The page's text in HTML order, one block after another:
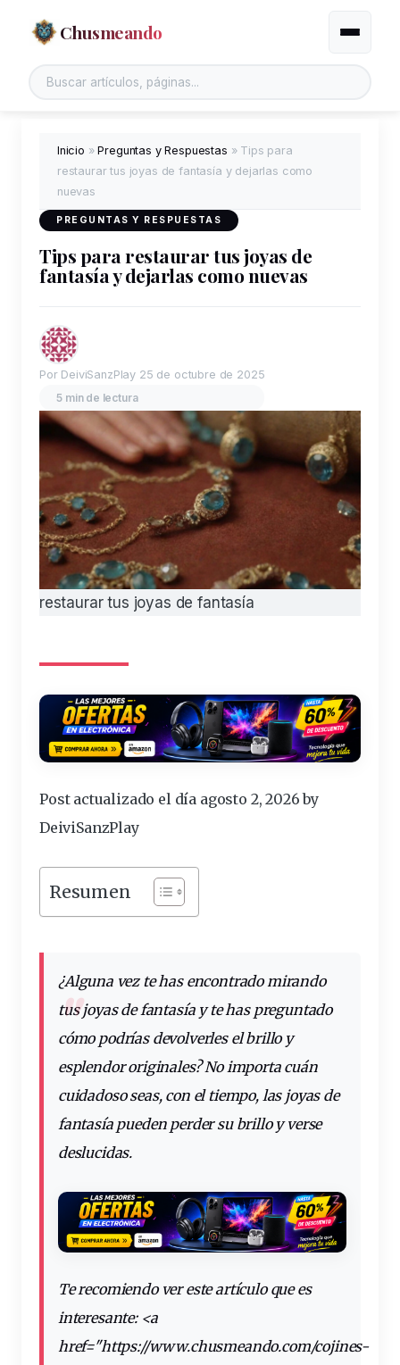
Chusmeando
Buscar en el sitio
Alternar
Inicio »Preguntas y Respuestas » Tips para
restaurar tus joyas de fantasía y dejarlas como
nuevas
PREGUNTAS Y RESPUESTAS
Tips para restaurar tus joyas de
fantasía y dejarlas como nuevas
Por DeiviSanzPlay 25 de octubre de 2025
5 min de lectura
restaurar tus joyas de fantasía
Post actualizado el día agosto 2, 2026 by
DeiviSanzPlay
Resumen
¿Alguna vez te has encontrado mirando
tusjoyasdefantasíay te has preguntado
cómo podrías devolverles elbrilloy
esplendor originales? No importa cuán
cuidadoso seas, con el tiempo, las joyas de
fantasía pueden perder su brillo y verse
deslucidas.
Te recomiendo ver este artículo que es
interesante: <a
href="https://www.chusmeando.com/cojines-